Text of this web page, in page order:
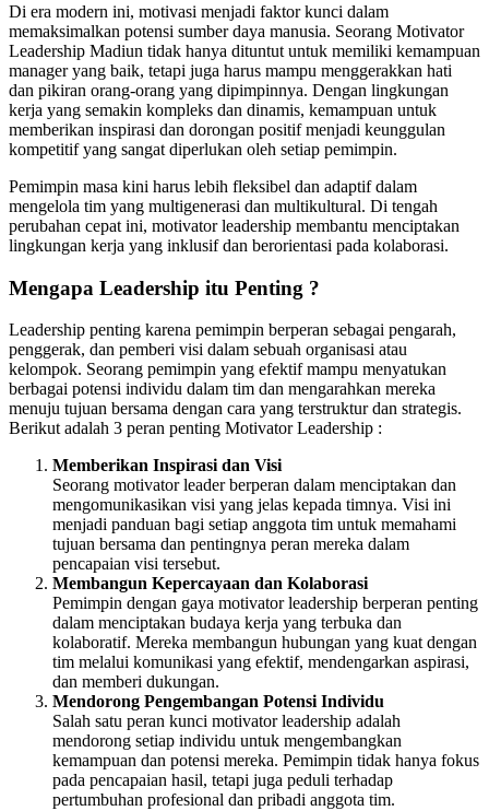
Di era modern ini, motivasi menjadi faktor kunci dalam
memaksimalkan potensi sumber daya manusia. Seorang Motivator
Leadership Madiun tidak hanya dituntut untuk memiliki kemampuan
manager yang baik, tetapi juga harus mampu menggerakkan hati
dan pikiran orang-orang yang dipimpinnya. Dengan lingkungan
kerja yang semakin kompleks dan dinamis, kemampuan untuk
memberikan inspirasi dan dorongan positif menjadi keunggulan
kompetitif yang sangat diperlukan oleh setiap pemimpin.
Pemimpin masa kini harus lebih fleksibel dan adaptif dalam
mengelola tim yang multigenerasi dan multikultural. Di tengah
perubahan cepat ini, motivator leadership membantu menciptakan
lingkungan kerja yang inklusif dan berorientasi pada kolaborasi.
Mengapa Leadership itu Penting ?
Leadership penting karena pemimpin berperan sebagai pengarah,
penggerak, dan pemberi visi dalam sebuah organisasi atau
kelompok. Seorang pemimpin yang efektif mampu menyatukan
berbagai potensi individu dalam tim dan mengarahkan mereka
menuju tujuan bersama dengan cara yang terstruktur dan strategis.
Berikut adalah 3 peran penting Motivator Leadership :
Memberikan Inspirasi dan Visi
Seorang motivator leader berperan dalam menciptakan dan
mengomunikasikan visi yang jelas kepada timnya. Visi ini
menjadi panduan bagi setiap anggota tim untuk memahami
tujuan bersama dan pentingnya peran mereka dalam
pencapaian visi tersebut.
Membangun Kepercayaan dan Kolaborasi
Pemimpin dengan gaya motivator leadership berperan penting
dalam menciptakan budaya kerja yang terbuka dan
kolaboratif. Mereka membangun hubungan yang kuat dengan
tim melalui komunikasi yang efektif, mendengarkan aspirasi,
dan memberi dukungan.
Mendorong Pengembangan Potensi Individu
Salah satu peran kunci motivator leadership adalah
mendorong setiap individu untuk mengembangkan
kemampuan dan potensi mereka. Pemimpin tidak hanya fokus
pada pencapaian hasil, tetapi juga peduli terhadap
pertumbuhan profesional dan pribadi anggota tim.